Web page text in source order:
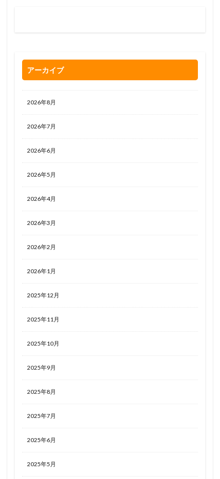
アーカイブ
2026年8月
2026年7月
2026年6月
2026年5月
2026年4月
2026年3月
2026年2月
2026年1月
2025年12月
2025年11月
2025年10月
2025年9月
2025年8月
2025年7月
2025年6月
2025年5月